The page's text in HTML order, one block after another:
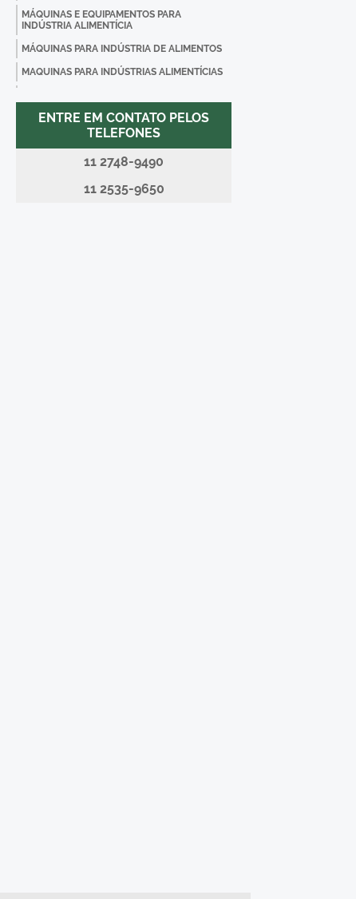
MÁQUINAS E EQUIPAMENTOS PARA
INDÚSTRIA ALIMENTÍCIA
MÁQUINAS PARA INDÚSTRIA DE ALIMENTOS
MAQUINAS PARA INDÚSTRIAS ALIMENTÍCIAS
MONTAGEM DE MÁQUINAS INDUSTRIAIS
MONTAGENS INDUSTRIAIS SP
ENTRE EM CONTATO PELOS
TELEFONES
11 2748-9490
11 2535-9650